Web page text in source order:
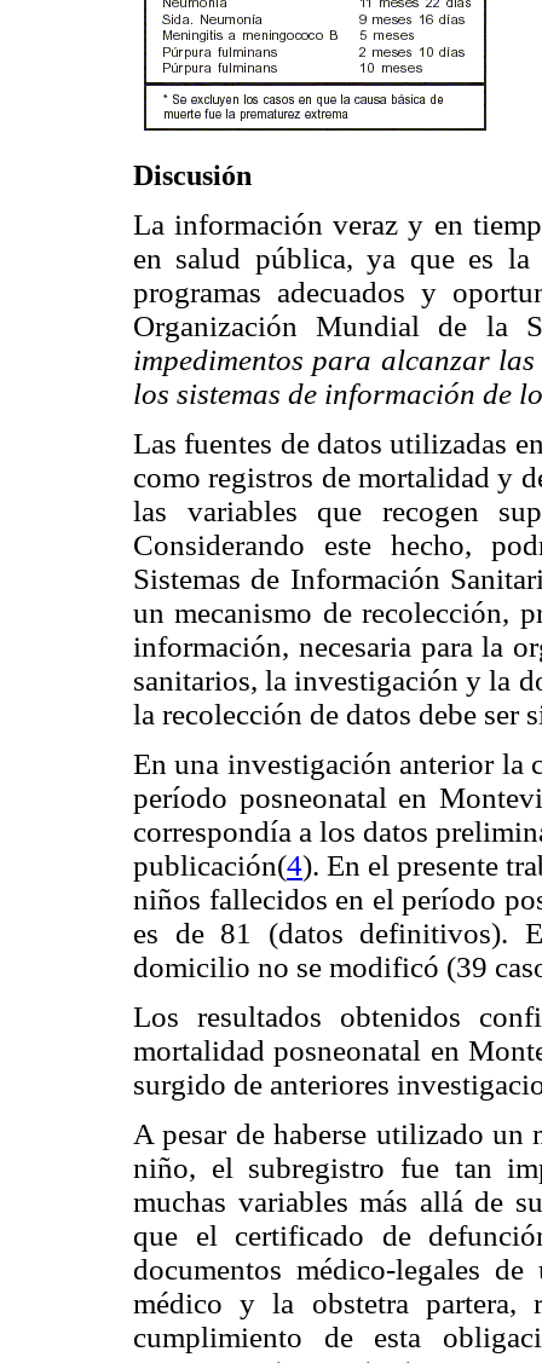
Discusión
La información veraz y en
en salud pública, ya que es
programas adecuados y
Organización Mundial de la
impedimentos para alcanzar
los sistemas de información de
Las fuentes de datos utilizadas
como registros de mortalidad y
las variables que recogen
Considerando este hecho,
Sistemas de Información
un mecanismo de recolección,
información, necesaria para la
sanitarios, la investigación y la
la recolección de datos debe ser
En una investigación anterior la
período posneonatal en
correspondía a los datos
publicación(4). En el presente
niños fallecidos en el período
es de 81 (datos definitivos).
domicilio no se modificó (39
Los resultados obtenidos
mortalidad posneonatal en
surgido de anteriores
A pesar de haberse utilizado un
niño, el subregistro fue tan
muchas variables más allá de
que el certificado de
documentos médico-legales
médico y la obstetra partera,
cumplimiento de esta